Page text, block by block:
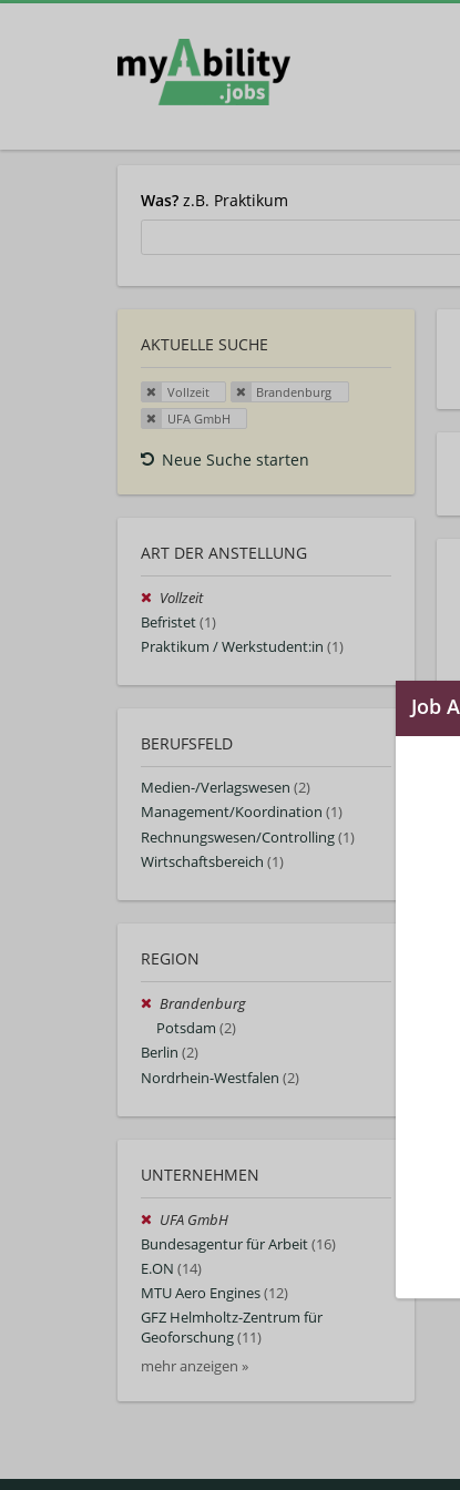
Was? z.B. Praktikum
AKTUELLE SUCHE
Vollzeit
Brandenburg
UFA GmbH
Neue Suche starten
ART DER ANSTELLUNG
Vollzeit
Befristet(1)
Praktikum / Werkstudent:in (1)
BERUFSFELD
Medien-/Verlagswesen (2)
Management/Koordination (1)
Rechnungswesen/Controlling(1)
Wirtschaftsbereich (1)
REGION
Brandenburg
Potsdam (2)
Berlin (2)
Nordrhein-Westfalen (2)
UNTERNEHMEN
UFA GmbH
Bundesagentur für Arbeit(16)
E.ON (14)
MTU Aero Engines(12)
GFZ Helmholtz-Zentrum für
Geoforschung(11)
mehr anzeigen »